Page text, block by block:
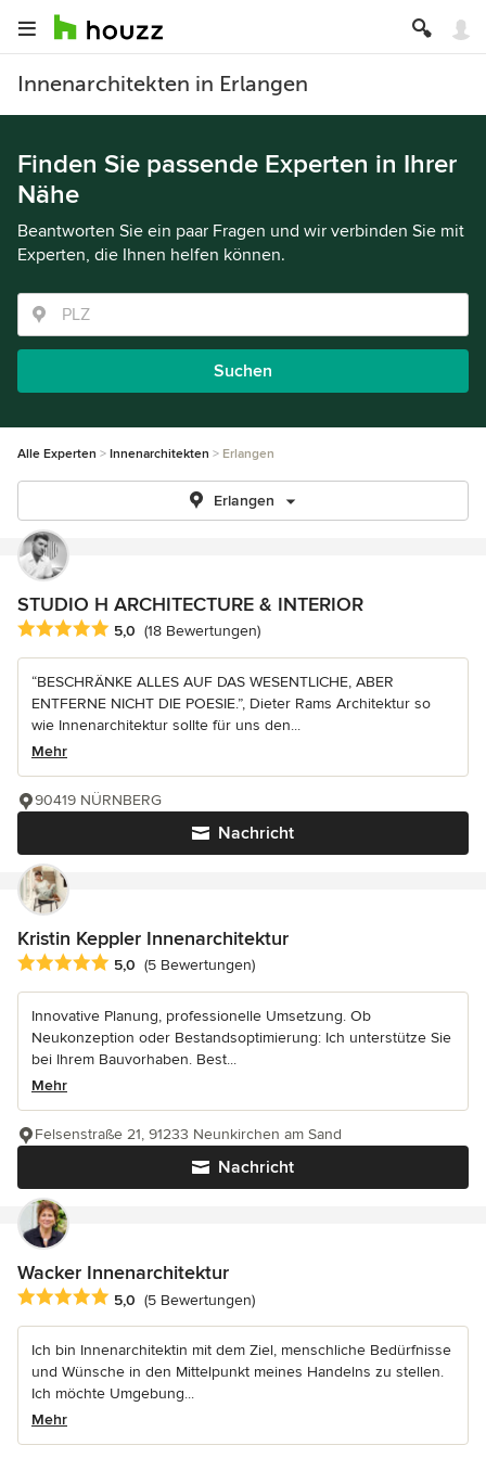
Innenarchitekten in Erlangen
Finden Sie passende Experten in Ihrer
Nähe
Beantworten Sie ein paar Fragen und wir verbinden Sie mit
Experten, die Ihnen helfen können.
Suchen
Alle Experten Innenarchitekten Erlangen
Erlangen
STUDIO H ARCHITECTURE & INTERIOR
Durchschnittliche Bewertung: 5 von 5 Sternen
5,0 (18 Bewertungen)
“BESCHRÄNKE ALLES AUF DAS WESENTLICHE, ABER
ENTFERNE NICHT DIE POESIE.”, Dieter Rams Architektur so
wie Innenarchitektur sollte für uns den...
Mehr
Nachricht
90419 NÜRNBERG
Kristin Keppler Innenarchitektur
Durchschnittliche Bewertung: 5 von 5 Sternen
5,0 (5 Bewertungen)
Innovative Planung, professionelle Umsetzung. Ob
Neukonzeption oder Bestandsoptimierung: Ich unterstütze Sie
bei Ihrem Bauvorhaben. Best...
Mehr
Nachricht
Felsenstraße 21, 91233 Neunkirchen am Sand
Wacker Innenarchitektur
Durchschnittliche Bewertung: 5 von 5 Sternen
5,0 (5 Bewertungen)
Ich bin Innenarchitektin mit dem Ziel, menschliche Bedürfnisse
und Wünsche in den Mittelpunkt meines Handelns zu stellen.
Ich möchte Umgebung...
Mehr